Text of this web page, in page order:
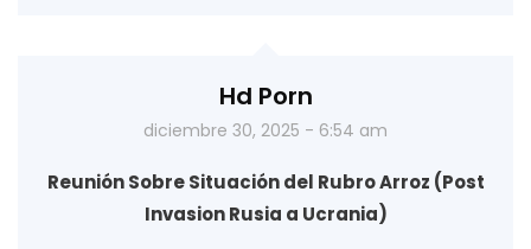
Hd Porn
diciembre 30, 2025 - 6:54 am
Reunión Sobre Situación del Rubro Arroz (Post
Invasion Rusia a Ucrania)